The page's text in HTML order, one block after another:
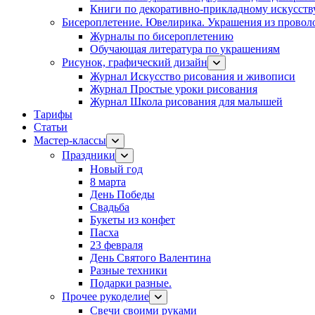
Книги по декоративно-прикладному
Бисероплетение. Ювелирика. Украшения из
Журналы по бисероплетению
Обучающая литература по украшениям
Рисунок, графический дизайн
Журнал Искусство рисования и живописи
Журнал Простые уроки рисования
Журнал Школа рисования для малышей
Тарифы
Статьи
Мастер-классы
Праздники
Новый год
8 марта
День Победы
Свадьба
Букеты из конфет
Пасха
23 февраля
День Святого Валентина
Разные техники
Подарки разные.
Прочее рукоделие
Свечи своими руками